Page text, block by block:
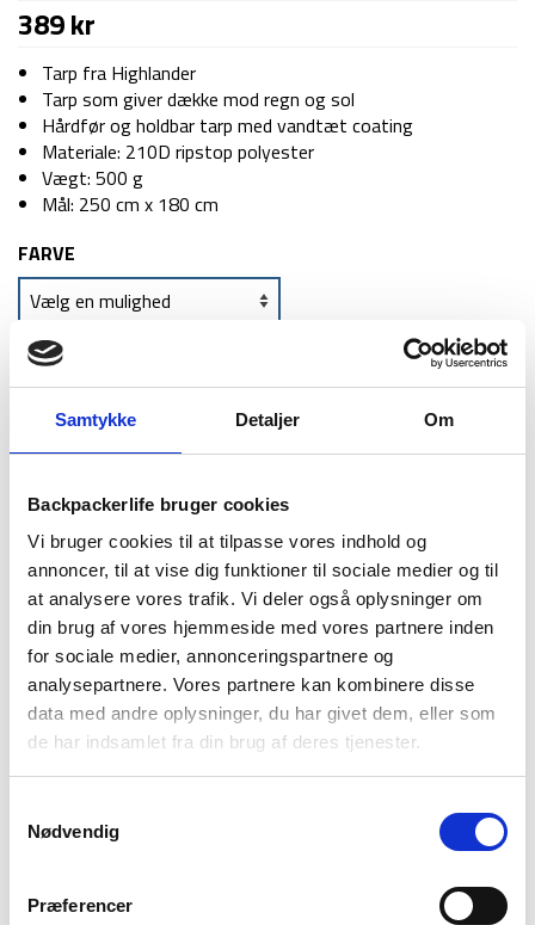
Samtykke Detaljer Om
Backpackerlife bruger cookies
Vi bruger cookies til at tilpasse vores indhold og
annoncer, til at vise dig funktioner til sociale medier og til
at analysere vores trafik. Vi deler også oplysninger om
din brug af vores hjemmeside med vores partnere inden
for sociale medier, annonceringspartnere og
analysepartnere. Vores partnere kan kombinere disse
data med andre oplysninger, du har givet dem, eller som
de har indsamlet fra din brug af deres tjenester.
Nødvendig
Præferencer
389kr
Tarp fra Highlander
Tarp som giver dække mod regn og sol
Hårdfør og holdbar tarp med vandtæt coating
Materiale: 210D ripstop polyester
Vægt: 500 g
Mål: 250 cm x 180 cm
FARVE
TILFØJ TIL KURV
levering
499 kr
BESKRIVELSE
YDERLIGERE INFORMATION
BRAND
FAQ
Basha tarpen kan opsættes og bruges til mange forskellige
sove under, eller som beskyttelse af teltet eller til at lave en
overdækket brugsareal på turen. Den sættes fast til træer,
så den holdes i spænd, når den er sat op. Tarpen har tapede
sømme, så der ikke kommer vand ind ved syningerne.